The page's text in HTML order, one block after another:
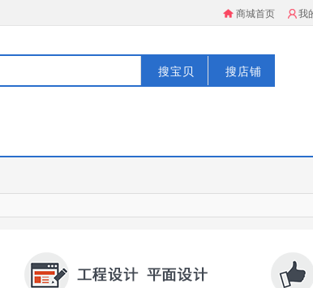
商城首页 我
搜店铺
搜宝贝